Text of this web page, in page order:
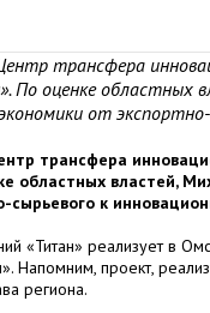
трансфера
По оценке областных
от
трансфера
областных властей,
сырьевого к
«Титан» реализует в
Напомним, проект,
региона.